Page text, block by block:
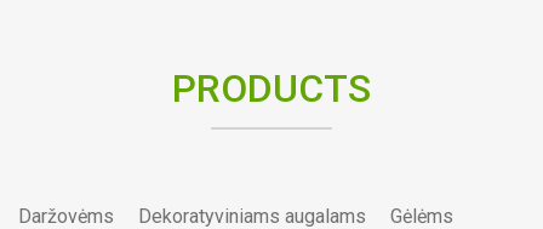
PRODUCTS
Daržovėms Dekoratyviniams augalams Gėlėms